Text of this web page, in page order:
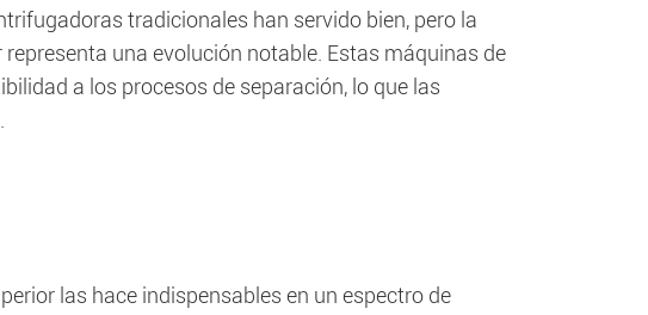
tradicionales han servido bien, pero la
una evolución notable. Estas máquinas de
a los procesos de separación, lo que las
las hace indispensables en un espectro de